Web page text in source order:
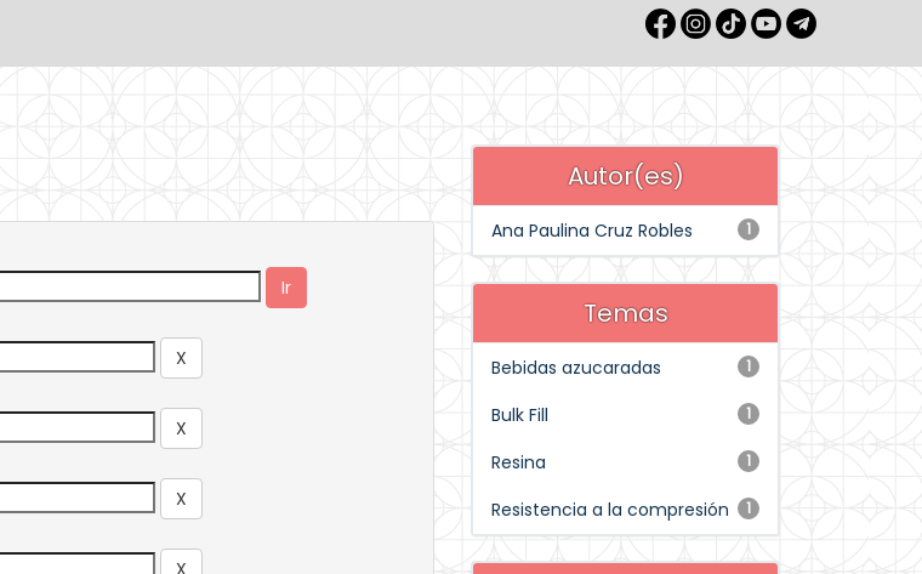
Autor(es)
1
Ana Paulina Cruz Robles
Temas
1
Bebidas azucaradas
1
Bulk Fill
1
Resina
1
Resistencia a la compresión